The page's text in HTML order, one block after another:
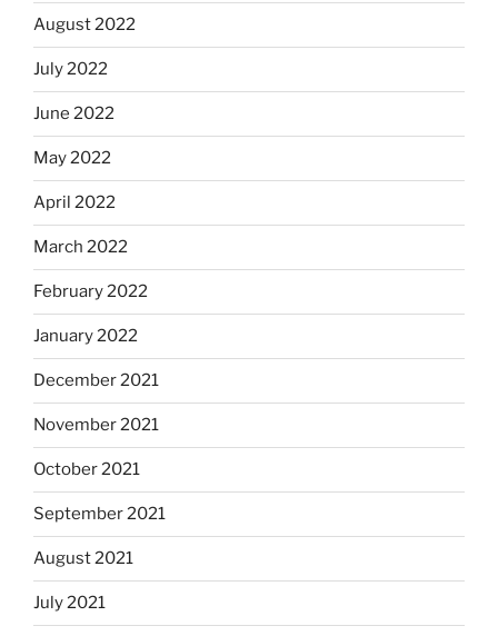
August 2022
July 2022
June 2022
May 2022
April 2022
March 2022
February 2022
January 2022
December 2021
November 2021
October 2021
September 2021
August 2021
July 2021